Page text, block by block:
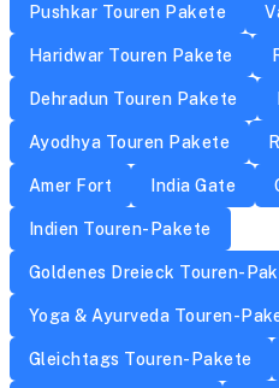
Pushkar Touren Pakete
Haridwar Touren Pakete
Dehradun Touren Pakete
Ayodhya Touren Pakete
Amer Fort India Gate
Indien Touren-Pakete
Goldenes Dreieck Touren-
Yoga & Ayurveda Touren-
Gleichtags Touren-Pakete